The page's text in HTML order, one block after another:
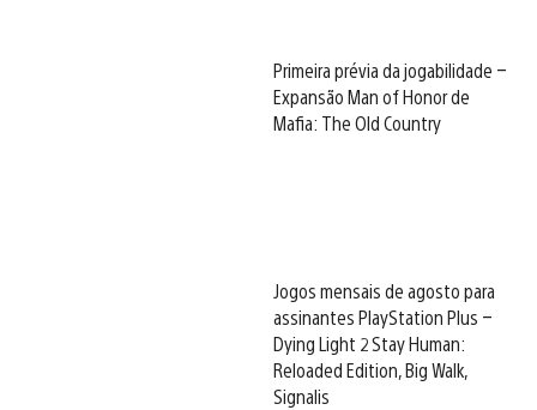
Primeira prévia da jogabilidade –
Expansão Man of Honor de
Mafia: The Old Country
Jogos mensais de agosto para
assinantes PlayStation Plus –
Dying Light 2 Stay Human:
Reloaded Edition, Big Walk,
Signalis